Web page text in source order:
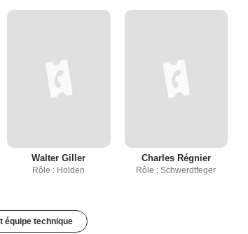
Walter Giller
Rôle : Holden
Charles Régnier
Rôle : Schwerdtfeger
équipe technique